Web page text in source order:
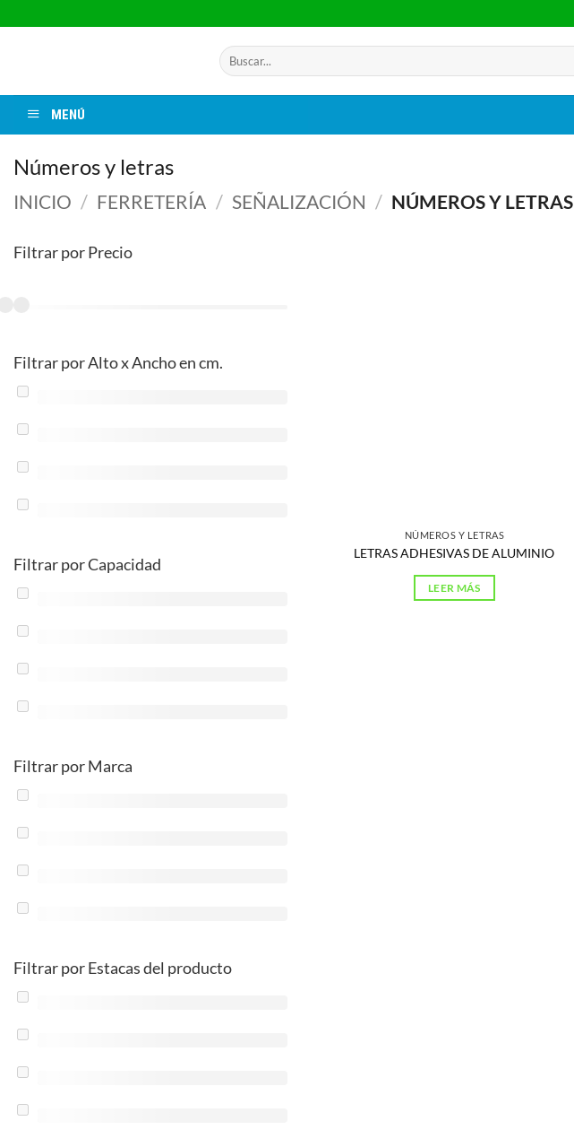
al
Buscar
por:
MENÚ
Números y letras
INICIO / FERRETERÍA / SEÑALIZACIÓN / NÚMEROS Y LETRAS
Filtrar por Precio
Filtrar por Alto x Ancho en cm.
Filtrar por Capacidad
Filtrar por Marca
Filtrar por Estacas del producto
NÚMEROS Y LETRAS
LETRAS ADHESIVAS DE ALUMINIO
LEER MÁS